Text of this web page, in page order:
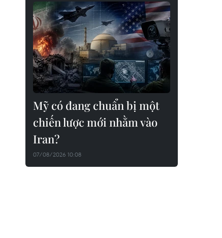
Mỹ có đang chuẩn bị một
chiến lược mới nhằm vào
Iran?
07/08/2026 10:08